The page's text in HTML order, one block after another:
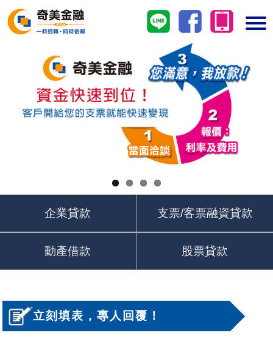
企業貸款
支票/客票融資貸款
動產借款
股票貸款
奇美 【好貸】承諾
立刻填表，專人回覆！
企業貸款 支票/客票融資貸款
動產借款 股票貸款
立刻填表，專人回覆！